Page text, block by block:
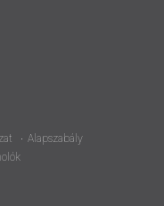
Alapszabály